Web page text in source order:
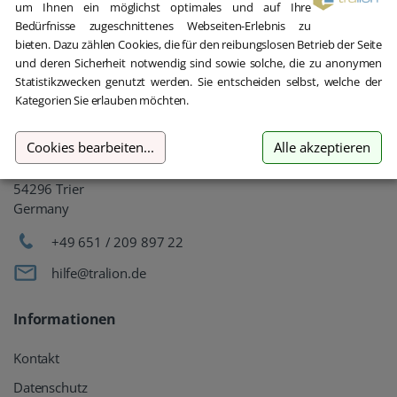
Gebrauchte Software kaufen
Aber sicher!
oemhandel24 UG (haftungsbeschränkt)
Klaus-Kordel-Straße 4
54296 Trier
Germany
+49 651 / 209 897 22
hilfe@tralion.de
Informationen
Kontakt
Datenschutz
um Ihnen ein möglichst optimales und auf Ihre
Bedürfnisse zugeschnittenes Webseiten-Erlebnis zu
bieten. Dazu zählen Cookies, die für den reibungslosen Betrieb der Seite
und deren Sicherheit notwendig sind sowie solche, die zu anonymen
Statistikzwecken genutzt werden. Sie entscheiden selbst, welche der
Kategorien Sie erlauben möchten.
Cookies bearbeiten... Alle akzeptieren